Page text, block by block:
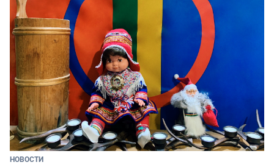
НОВОСТИ